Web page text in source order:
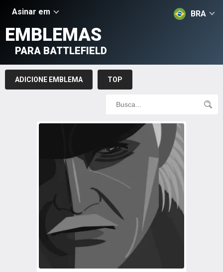
Asinar em BRA
EMBLEMAS
PARA BATTLEFIELD
ADICIONE EMBLEMA TOP